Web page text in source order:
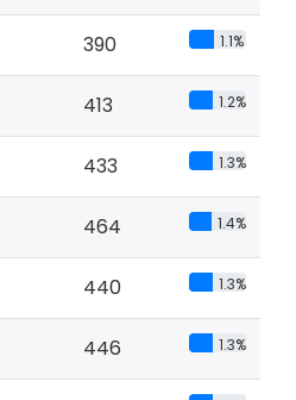
390 1.1%
413 1.2%
433 1.3%
464 1.4%
440 1.3%
446 1.3%